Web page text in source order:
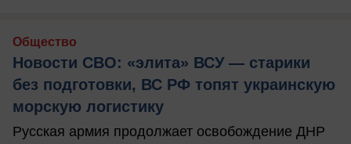
Общество
Новости СВО: «элита» ВСУ — старики
без подготовки, ВС РФ топят украинскую
морскую логистику
Русская армия продолжает освобождение ДНР